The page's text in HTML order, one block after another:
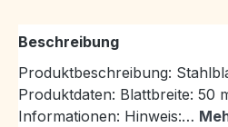
Beschreibung
Produktbeschreibung:
Produktdaten: Blattbreite: 50
Informationen: Hinweis:…